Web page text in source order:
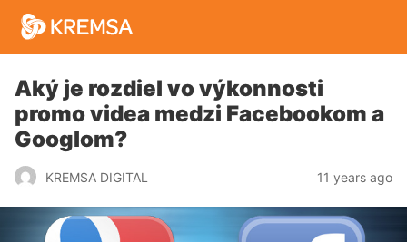
Aký je rozdiel vo výkonnosti
promo videa medzi Facebookom a
Googlom?
KREMSA DIGITAL 11 years ago